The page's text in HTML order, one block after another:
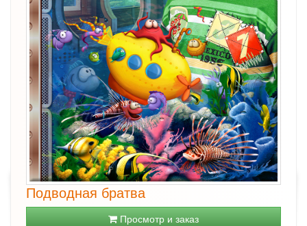
Подводная братва
Просмотр и заказ